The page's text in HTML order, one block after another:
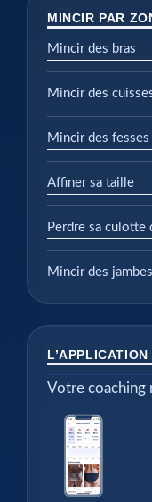
MINCIR PAR
Mincir des bras
Mincir des
Mincir des fesses
Affiner sa taille
Perdre sa culotte
Mincir des jambes
Votre coaching